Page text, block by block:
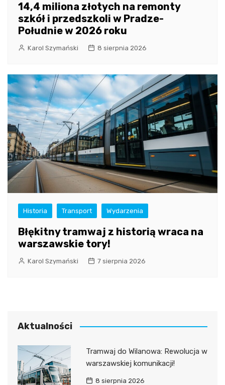
14,4 miliona złotych na remonty
szkół i przedszkoli w Pradze-
Południe w 2026 roku
Karol Szymański 8 sierpnia 2026
Historia Transport Wydarzenia
Błękitny tramwaj z historią wraca na
warszawskie tory!
Karol Szymański 7 sierpnia 2026
Aktualności
Tramwaj do Wilanowa: Rewolucja w
warszawskiej komunikacji!
8 sierpnia 2026